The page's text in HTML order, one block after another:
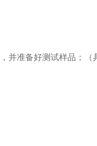
准备好测试样品；（